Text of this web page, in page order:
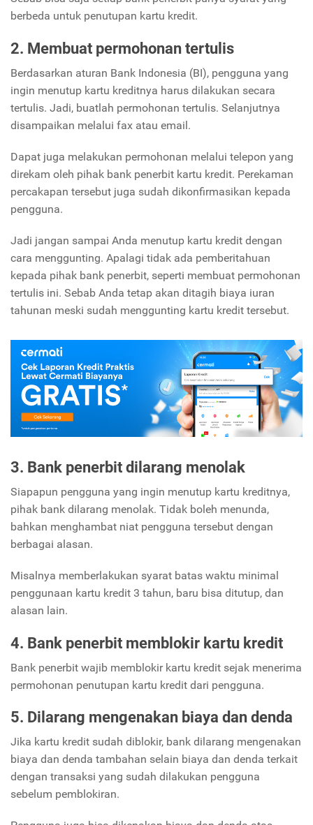
berbeda untuk penutupan kartu kredit.
2. Membuat permohonan tertulis
Berdasarkan aturan Bank Indonesia (BI), pengguna yang
ingin menutup kartu kreditnya harus dilakukan secara
tertulis. Jadi, buatlah permohonan tertulis. Selanjutnya
disampaikan melalui fax atau email.
Dapat juga melakukan permohonan melalui telepon yang
direkam oleh pihak bank penerbit kartu kredit. Perekaman
percakapan tersebut juga sudah dikonfirmasikan kepada
pengguna.
Jadi jangan sampai Anda menutup kartu kredit dengan
cara menggunting. Apalagi tidak ada pemberitahuan
kepada pihak bank penerbit, seperti membuat permohonan
tertulis ini. Sebab Anda tetap akan ditagih biaya iuran
tahunan meski sudah menggunting kartu kredit tersebut.
3. Bank penerbit dilarang menolak
Siapapun pengguna yang ingin menutup kartu kreditnya,
pihak bank dilarang menolak. Tidak boleh menunda,
bahkan menghambat niat pengguna tersebut dengan
berbagai alasan.
Misalnya memberlakukan syarat batas waktu minimal
penggunaan kartu kredit 3 tahun, baru bisa ditutup, dan
alasan lain.
4. Bank penerbit memblokir kartu kredit
Bank penerbit wajib memblokir kartu kredit sejak menerima
permohonan penutupan kartu kredit dari pengguna.
5. Dilarang mengenakan biaya dan denda
Jika kartu kredit sudah diblokir, bank dilarang mengenakan
biaya dan denda tambahan selain biaya dan denda terkait
dengan transaksi yang sudah dilakukan pengguna
sebelum pemblokiran.